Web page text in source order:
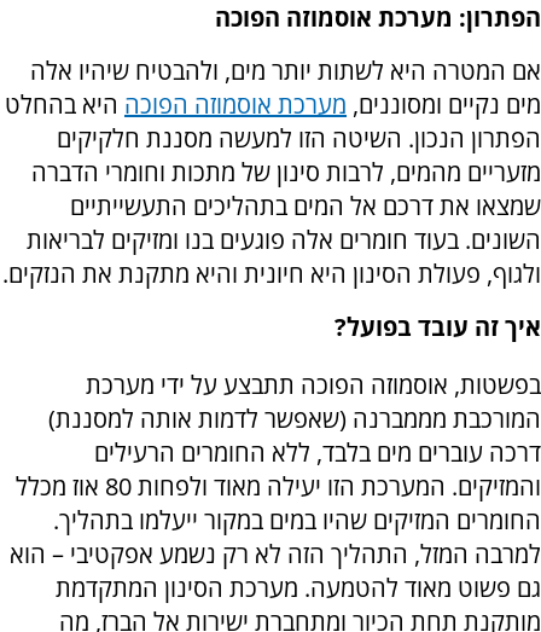
הפתרון: מערכת אוסמוזה הפוכה
אם המטרה היא לשתות יותר מים, ולהבטיח שיהיו אלה
מים נקיים ומסוננים, מערכת אוסמוזה הפוכה היא בהחלט
הפתרון הנכון. השיטה הזו למעשה מסננת חלקיקים
מזעריים מהמים, לרבות סינון של מתכות וחומרי הדברה
שמצאו את דרכם אל המים בתהליכים התעשייתיים
השונים. בעוד חומרים אלה פוגעים בנו ומזיקים לבריאות
ולגוף, פעולת הסינון היא חיונית והיא מתקנת את הנזקים.
איך זה עובד בפועל?
בפשטות, אוסמוזה הפוכה תתבצע על ידי מערכת
המורכבת מממברנה (שאפשר לדמות אותה למסננת)
דרכה עוברים מים בלבד, ללא החומרים הרעילים
והמזיקים. המערכת הזו יעילה מאוד ולפחות 80 אוז מכלל
החומרים המזיקים שהיו במים במקור ייעלמו בתהליך.
למרבה המזל, התהליך הזה לא רק נשמע אפקטיבי – הוא
גם פשוט מאוד להטמעה. מערכת הסינון המתקדמת
מותקנת תחת הכיור ומתחברת ישירות אל הברז, מה